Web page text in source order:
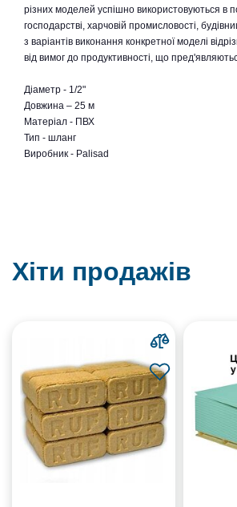
різних моделей успішно використовуються в
господарстві, харчовій промисловості,
з варіантів виконання конкретної моделі
від вимог до продуктивності, що
Діаметр - 1/2"
Довжина – 25 м
Матеріал - ПВХ
Тип - шланг
Виробник - Palisad
Хіти продажів